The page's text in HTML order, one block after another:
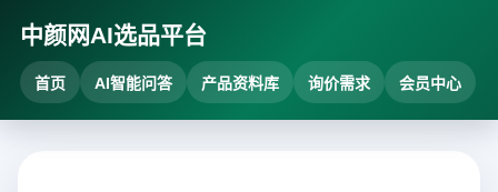
中颜网AI选品平台
首页 AI智能问答 产品资料库 询价需求 会员中心